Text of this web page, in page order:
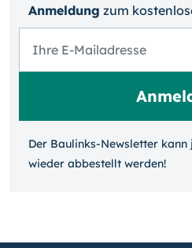
Anmeldung zum
Der Baulinks-Newsletter
wieder ab­bestellt werden!